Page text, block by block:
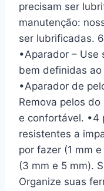
precisam ser
manutenção:
ser lubrificadas.
•Aparador – Use
bem definidas
•Aparador de
Remova pelos
e confortável. •4
resistentes a
por fazer (1 mm
(3 mm e 5 mm).
Organize suas